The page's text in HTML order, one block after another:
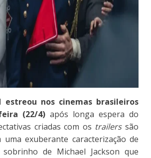
estreou nos cinemas brasileiros
(22/4) após longa espera do
criadas com os trailerssão
umaexuberante caracterização de
sobrinho de Michael Jackson que